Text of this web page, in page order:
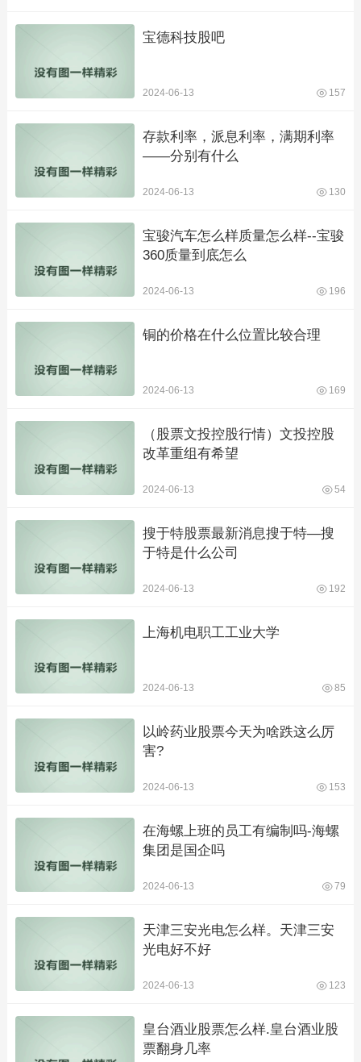
宝德科技股吧
2024-06-13 157
存款利率，派息利率，满期利率
——分别有什么
2024-06-13 130
宝骏汽车怎么样质量怎么样--宝骏
360质量到底怎么
2024-06-13 196
铜的价格在什么位置比较合理
2024-06-13 169
（股票文投控股行情）文投控股
改革重组有希望
2024-06-13 54
搜于特股票最新消息搜于特—搜
于特是什么公司
2024-06-13 192
上海机电职工工业大学
2024-06-13 85
以岭药业股票今天为啥跌这么厉
害?
2024-06-13 153
在海螺上班的员工有编制吗-海螺
集团是国企吗
2024-06-13 79
天津三安光电怎么样。天津三安
光电好不好
2024-06-13 123
皇台酒业股票怎么样.皇台酒业股
票翻身几率